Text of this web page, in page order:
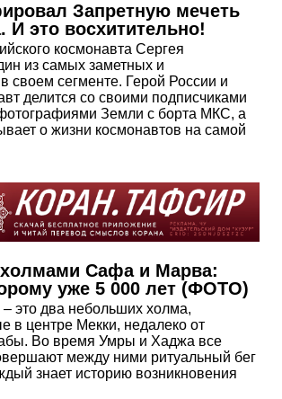
Запретную мечеть
И это восхитительно!
космонавта Сергея
из самых заметных и
своем сегменте. Герой России и
делится со своими подписчиками
Земли с борта МКС, а
о жизни космонавтов на самой
Сафа и Марва:
уже 5 000 лет (ФОТО)
это два небольших холма,
в центре Мекки, недалеко от
Во время Умры и Хаджа все
между ними ритуальный бег
знает историю возникновения